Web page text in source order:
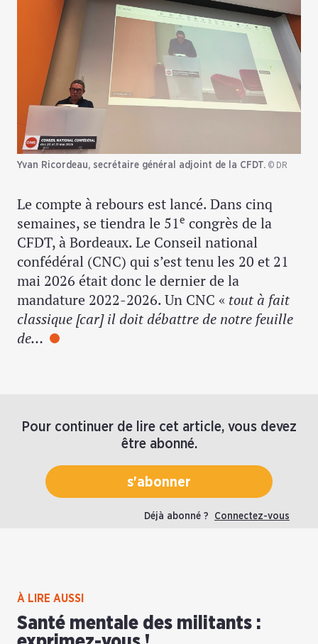
Yvan Ricordeau, secrétaire général adjoint de la CFDT. © DR
Le compte à rebours est lancé. Dans cinq
semaines, se tiendra le 51e congrès de la
CFDT, à Bordeaux. Le Conseil national
confédéral (CNC) qui s’est tenu les 20 et 21
mai 2026 était donc le dernier de la
mandature 2022-2026. Un CNC « tout à fait
classique [car] il doit débattre de notre feuille
de…
Pour continuer de lire cet article, vous devez
être abonné.
s'abonner
Déjà abonné ? Connectez-vous
À LIRE AUSSI
Santé mentale des militants :